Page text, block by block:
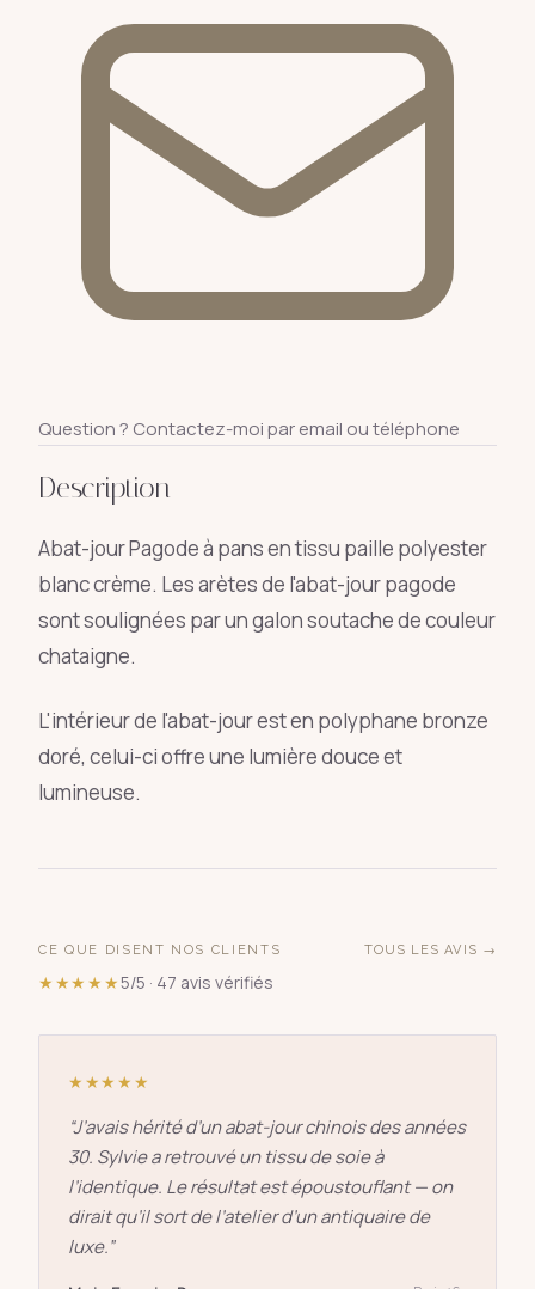
Question ? Contactez-moi par email ou téléphone
Description
Abat-jour Pagode à pans en tissu paille polyester
blanc crème. Les arètes de l'abat-jour pagode
sont soulignées par un galon soutache de couleur
chataigne.
L'intérieur de l'abat-jour est en polyphane bronze
doré, celui-ci offre une lumière douce et
lumineuse.
CE QUE DISENT NOS CLIENTS
★★★★★5/5 · 47 avis vérifiés
TOUS LES AVIS →
★★★★★
“J’avais hérité d’un abat-jour chinois des années
30. Sylvie a retrouvé un tissu de soie à
l’identique. Le résultat est époustouflant — on
dirait qu’il sort de l’atelier d’un antiquaire de
luxe.”